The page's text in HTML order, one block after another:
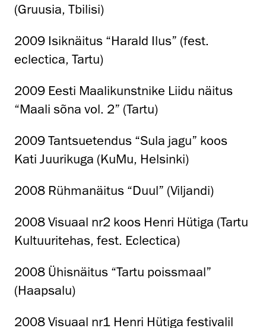
(Gruusia, Tbilisi)
2009 Isiknäitus “Harald Ilus” (fest.
eclectica, Tartu)
2009 Eesti Maalikunstnike Liidu näitus
“Maali sõna vol. 2” (Tartu)
2009 Tantsuetendus “Sula jagu” koos
Kati Juurikuga (KuMu, Helsinki)
2008 Rühmanäitus “Duul” (Viljandi)
2008 Visuaal nr2 koos Henri Hütiga (Tartu
Kultuuritehas, fest. Eclectica)
2008 Ühisnäitus “Tartu poissmaal”
(Haapsalu)
2008 Visuaal nr1 Henri Hütiga festivalil